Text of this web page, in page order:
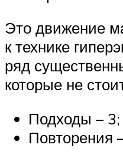
Это движение
к технике
ряд
которые не
Подходы – 3;
Повторения